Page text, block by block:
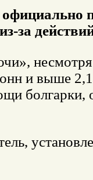
за
и выше
болгарки,